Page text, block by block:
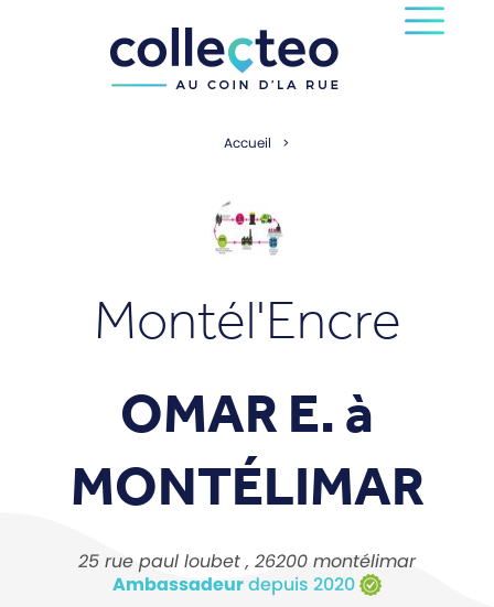
Accueil
Montél'Encre
OMAR E. à
MONTÉLIMAR
25 rue paul loubet , 26200 montélimar
Ambassadeurdepuis 2020